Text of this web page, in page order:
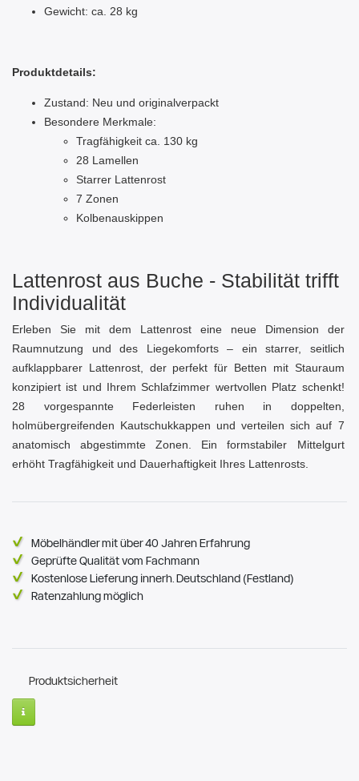
Gewicht: ca. 28 kg
Produktdetails:
Zustand: Neu und originalverpackt
Besondere Merkmale:
Tragfähigkeit ca. 130 kg
28 Lamellen
Starrer Lattenrost
7 Zonen
Kolbenauskippen
Lattenrost aus Buche - Stabilität trifft
Individualität
Erleben Sie mit dem Lattenrost eine neue Dimension der
Raumnutzung und des Liegekomforts – ein starrer, seitlich
aufklappbarer Lattenrost, der perfekt für Betten mit Stauraum
konzipiert ist und Ihrem Schlafzimmer wertvollen Platz schenkt!
28 vorgespannte Federleisten ruhen in doppelten,
holmübergreifenden Kautschukkappen und verteilen sich auf 7
anatomisch abgestimmte Zonen. Ein formstabiler Mittelgurt
erhöht Tragfähigkeit und Dauerhaftigkeit Ihres Lattenrosts.
Möbelhändler mit über 40 Jahren Erfahrung
Geprüfte Qualität vom Fachmann
Kostenlose Lieferung innerh. Deutschland (Festland)
Ratenzahlung möglich
Produktsicherheit